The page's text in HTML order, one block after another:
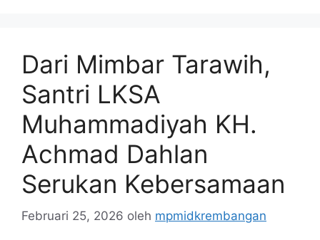
Dari Mimbar Tarawih,
Santri LKSA
Muhammadiyah KH.
Achmad Dahlan
Serukan Kebersamaan
Februari 25, 2026 oleh mpmidkrembangan